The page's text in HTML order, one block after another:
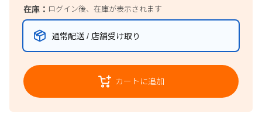
在庫： ログイン後、在庫が表示されます
通常配送 / 店舗受け取り
カートに追加